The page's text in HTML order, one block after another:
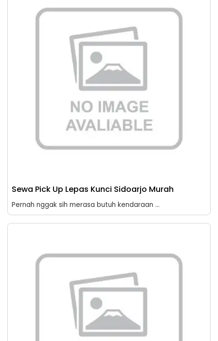
Sewa Pick Up Lepas Kunci Sidoarjo Murah
Pernah nggak sih merasa butuh kendaraan ...